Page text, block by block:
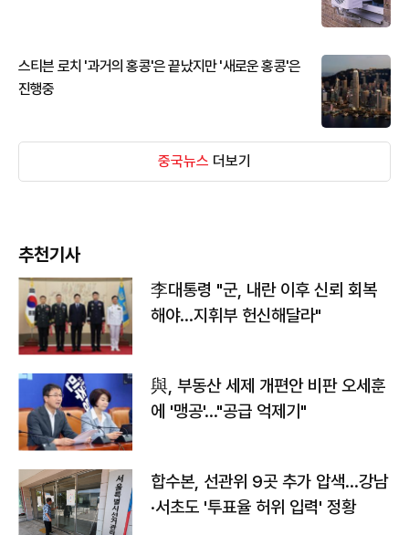
스티븐 로치 '과거의 홍콩'은 끝났지만 '새로운 홍콩'은
진행중
중국뉴스 더보기
추천기사
李대통령 "군, 내란 이후 신뢰 회복
해야…지휘부 헌신해달라"
與, 부동산 세제 개편안 비판 오세훈
에 '맹공'…"공급 억제기"
합수본, 선관위 9곳 추가 압색…강남
·서초도 '투표율 허위 입력' 정황